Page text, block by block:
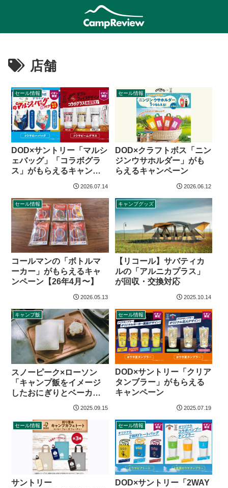
店舗
セール情報
DOD×サントリー「マルシ
ェバッグ」「コラボグラ
ス」がもらえるキャンペ
2026.07.14
セール情報
DOD×クラフトボス「ニン
ジンウサホルダー」がも
らえるキャンペーン
2026.06.12
セール情報
コールマンの「ボトルマ
ーカー」がもらえるキャ
ンペーン【26年4月〜】
2026.05.13
キャンプグッズ
【リコール】サバティカ
ルの「アルニカプラス」
が回収・交換対応
2025.10.14
キャンプ飯
スノーピーク×ローソン
「キャンプ飯をイメージ
したおにぎりとベーカリ
2025.09.15
セール情報
DOD×サントリー「クリア
タンブラー」がもらえる
キャンペーン
2025.07.19
セール情報
サントリー
セール情報
DOD×サントリー「2WAY